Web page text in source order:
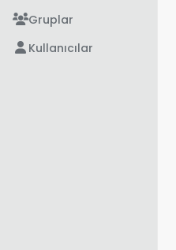
Gruplar
Kullanıcılar